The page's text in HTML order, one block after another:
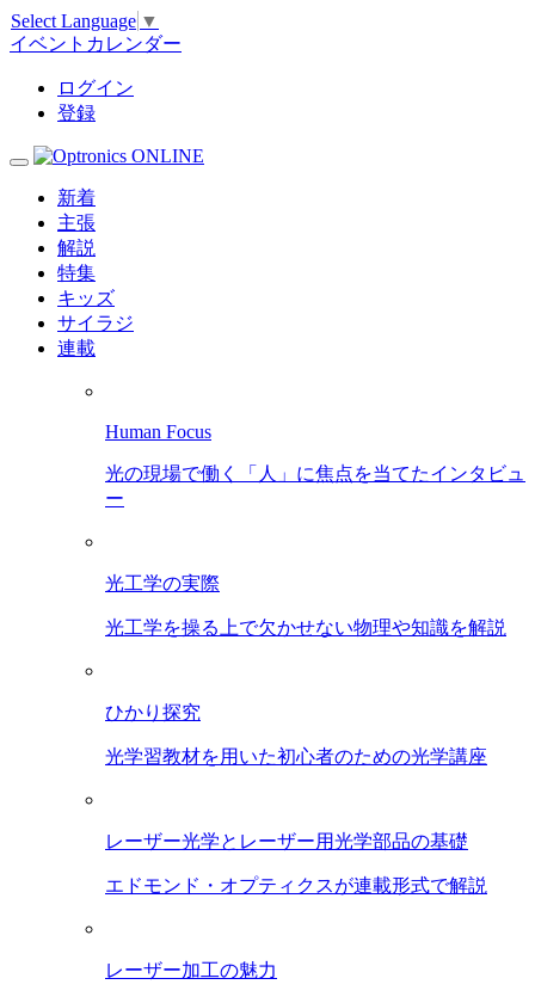
Select Language ▼
イベントカレンダー
ログイン
登録
新着
主張
解説
特集
キッズ
サイラジ
連載
Human Focus
光の現場で働く「人」に焦点を当てたインタビュ
ー
光工学の実際
光工学を操る上で欠かせない物理や知識を解説
ひかり探究
光学習教材を用いた初心者のための光学講座
レーザー光学とレーザー用光学部品の基礎
エドモンド・オプティクスが連載形式で解説
レーザー加工の魅力